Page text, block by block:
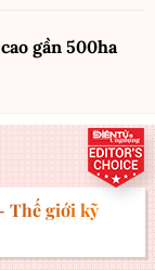
gần 500ha
Thế giới kỹ